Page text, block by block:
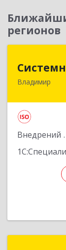
регионов
Владимир
Внедрений
600022,